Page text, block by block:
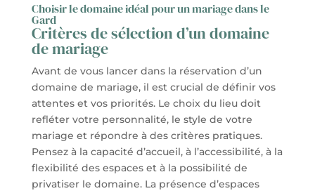
Choisir le domaine idéal pour un mariage dans le
Gard
Critères de sélection d’un domaine
de mariage
Avant de vous lancer dans la réservation d’un
domaine de mariage, il est crucial de définir vos
attentes et vos priorités. Le choix du lieu doit
refléter votre personnalité, le style de votre
mariage et répondre à des critères pratiques.
Pensez à la capacité d’accueil, à l’accessibilité, à la
flexibilité des espaces et à la possibilité de
privatiser le domaine. La présence d’espaces